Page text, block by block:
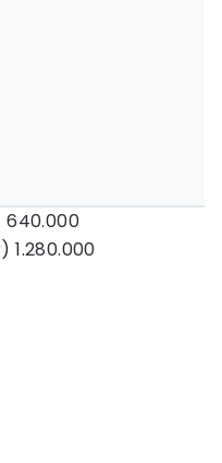
640.000
1.280.000